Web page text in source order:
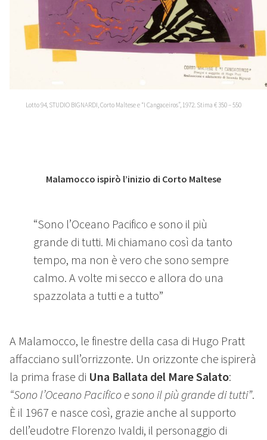
Lotto 94, STUDIO BIGNARDI, Corto Maltese e “I Cangaceiros”, 1972. Stima € 350 – 550
Malamocco ispirò l’inizio di Corto Maltese
“Sono l’Oceano Pacifico e sono il più
grande di tutti. Mi chiamano così da tanto
tempo, ma non è vero che sono sempre
calmo. A volte mi secco e allora do una
spazzolata a tutti e a tutto”
A Malamocco, le finestre della casa di Hugo Pratt
affacciano sull’orrizzonte. Un orizzonte che ispirerà
la prima frase di Una Ballata del Mare Salato:
“Sono l’Oceano Pacifico e sono il più grande di tutti”.
È il 1967 e nasce così, grazie anche al supporto
dell’eudotre Florenzo Ivaldi, il personaggio di